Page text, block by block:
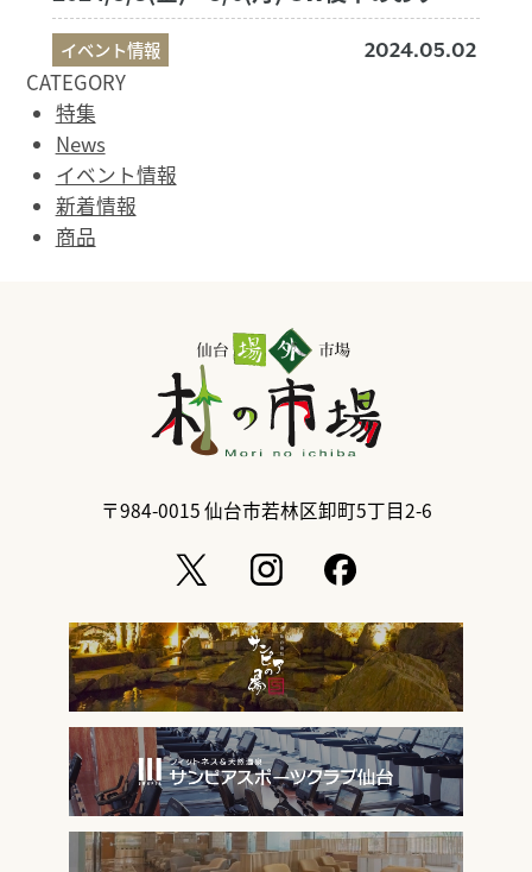
イベント情報 2024.05.02
CATEGORY
特集
News
イベント情報
新着情報
商品
〒984-0015仙台市若林区卸町5丁目2-6